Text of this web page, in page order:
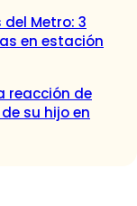
Metro: 3
en estación
reacción de
su hijo en